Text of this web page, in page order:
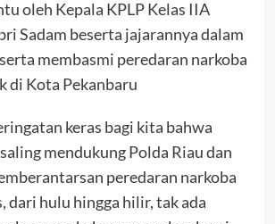
oleh Kepala KPLP Kelas IIA
Sadam beserta jajarannya dalam
membasmi peredaran narkoba
di Kota Pekanbaru
keras bagi kita bahwa
mendukung Polda Riau dan
peredaran narkoba
dari hulu hingga hilir, tak ada